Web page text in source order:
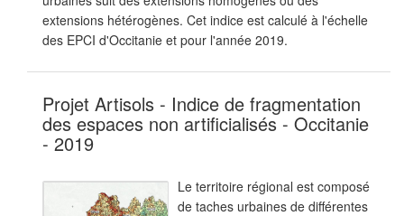
extensions hétérogènes. Cet indice est calculé à l'échelle
des EPCI d'Occitanie et pour l'année 2019.
Projet Artisols - Indice de fragmentation
des espaces non artificialisés - Occitanie
- 2019
Le territoire régional est composé
de taches urbaines de différentes